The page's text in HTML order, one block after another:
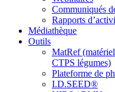
Communiqués
Rapports
Médiathèque
Outils
MatRef
CTPS légumes)
Plateforme de
I.D.SEED®